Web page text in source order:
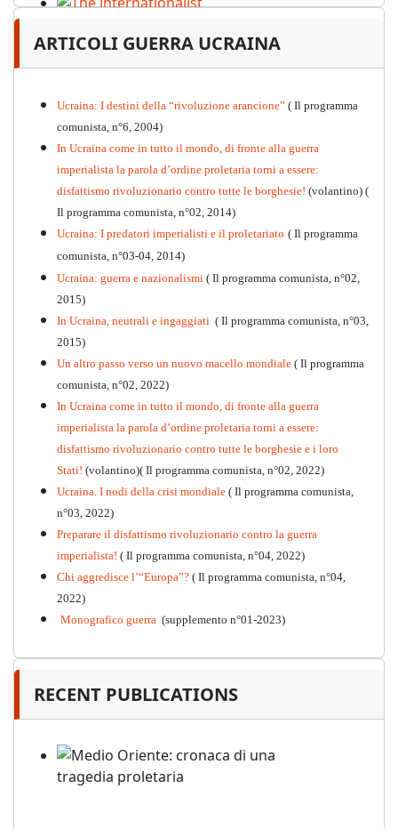
PDF n.12, 2026
Kommunistisches Programm
PDF n°10 - 2026
ARTICOLI GUERRA UCRAINA
Ucraina: I destini della “rivoluzione arancione” ( Il programma
comunista, n°6, 2004)
In Ucraina come in tutto il mondo, di fronte alla guerra
imperialista la parola d’ordine proletaria torni a essere:
disfattismo rivoluzionario contro tutte le borghesie! (volantino) (
Il programma comunista, n°02, 2014)
Ucraina: I predatori imperialisti e il proletariato ( Il programma
comunista, n°03-04, 2014)
Ucraina: guerra e nazionalismi ( Il programma comunista, n°02,
2015)
In Ucraina, neutrali e ingaggiati ( Il programma comunista, n°03,
2015)
Un altro passo verso un nuovo macello mondiale ( Il programma
comunista, n°02, 2022)
In Ucraina come in tutto il mondo, di fronte alla guerra
imperialista la parola d’ordine proletaria torni a essere:
disfattismo rivoluzionario contro tutte le borghesie e i loro
Stati! (volantino)( Il programma comunista, n°02, 2022)
Ucraina. I nodi della crisi mondiale ( Il programma comunista,
n°03, 2022)
Preparare il disfattismo rivoluzionario contro la guerra
imperialista! ( Il programma comunista, n°04, 2022)
Chi aggredisce l’“Europa”? ( Il programma comunista, n°04,
2022)
Monografico guerra (supplemento n°01-2023)
RECENT PUBLICATIONS